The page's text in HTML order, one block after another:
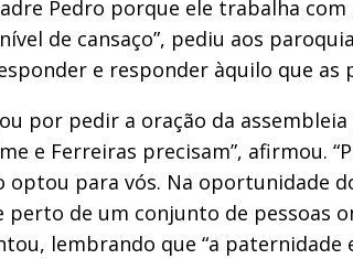
Pedro porque ele trabalha
de cansaço”, pediu aos
e responder àquilo que as
por pedir a oração da
e Ferreiras precisam”, afirmou.
optou para vós. Na oportunidade
perto de um conjunto de
lembrando que “a